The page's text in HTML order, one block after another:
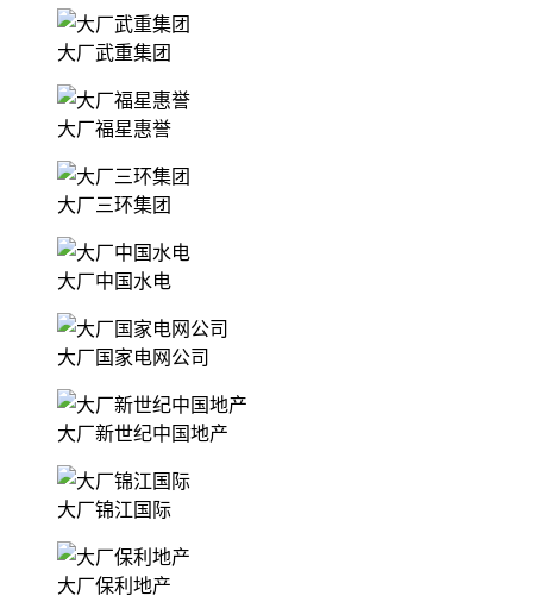
大厂武重集团
大厂福星惠誉
大厂三环集团
大厂中国水电
大厂国家电网公司
大厂新世纪中国地产
大厂锦江国际
大厂保利地产